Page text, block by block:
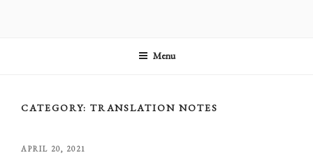
Menu
CATEGORY: TRANSLATION NOTES
POSTED
APRIL 20, 2021